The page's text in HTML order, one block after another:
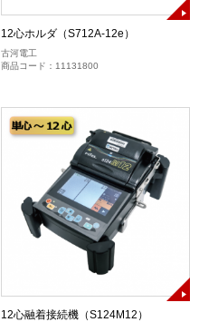
12心ホルダ（S712A-12e）
古河電工
商品コード：11131800
12心融着接続機（S124M12）